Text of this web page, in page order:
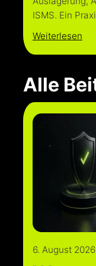
ISMS. Ein
Weiterlesen
Alle
6. August 2026